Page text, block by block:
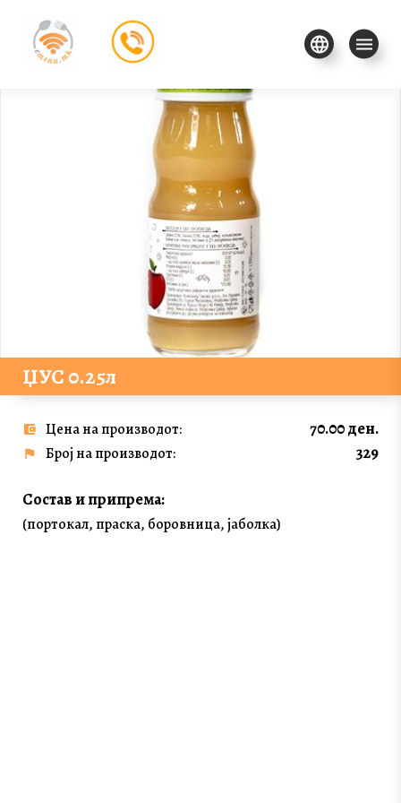
ЏУС 0.25л
Цена на производот: 70.00 ден.
Број на производот: 329
Состав и припрема:
(портокал, праска, боровница, јаболка)